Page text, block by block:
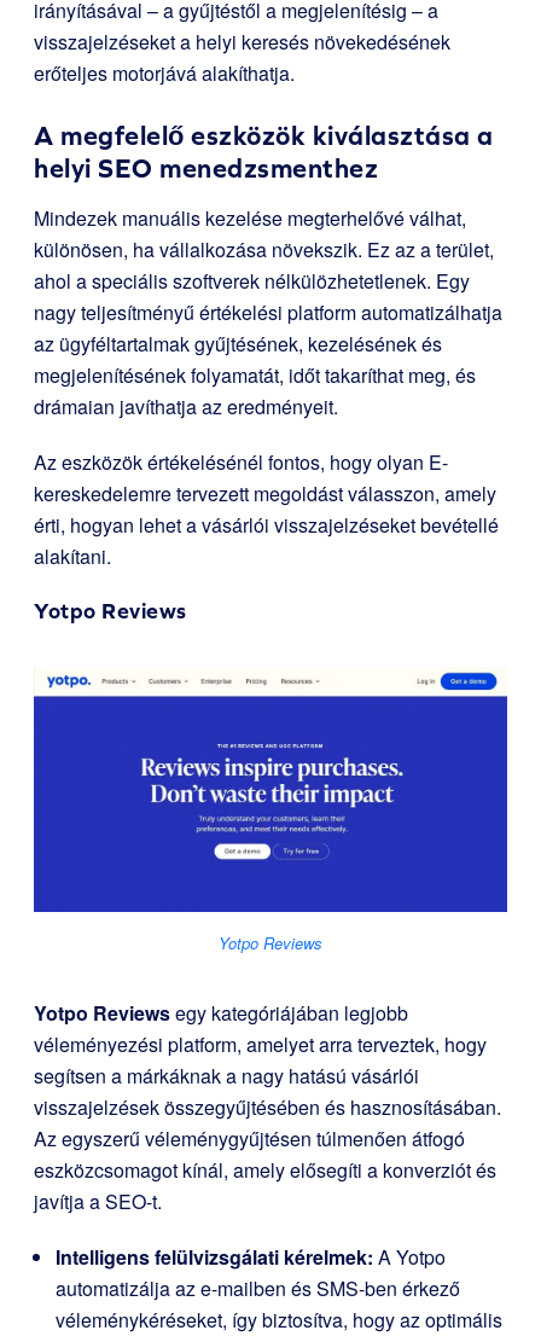
irányításával – a gyűjtéstől a megjelenítésig – a
visszajelzéseket a helyi keresés növekedésének
erőteljes motorjává alakíthatja.
A megfelelő eszközök kiválasztása a
helyi SEO menedzsmenthez
Mindezek manuális kezelése megterhelővé válhat,
különösen, ha vállalkozása növekszik. Ez az a terület,
ahol a speciális szoftverek nélkülözhetetlenek. Egy
nagy teljesítményű értékelési platform automatizálhatja
az ügyféltartalmak gyűjtésének, kezelésének és
megjelenítésének folyamatát, időt takaríthat meg, és
drámaian javíthatja az eredményeit.
Az eszközök értékelésénél fontos, hogy olyan E-
kereskedelemre tervezett megoldást válasszon, amely
érti, hogyan lehet a vásárlói visszajelzéseket bevétellé
alakítani.
Yotpo Reviews
Yotpo Reviews
Yotpo Reviewsegy kategóriájában legjobb
véleményezési platform, amelyet arra terveztek, hogy
segítsen a márkáknak a nagy hatású vásárlói
visszajelzések összegyűjtésében és hasznosításában.
Az egyszerű véleménygyűjtésen túlmenően átfogó
eszközcsomagot kínál, amely elősegíti a konverziót és
javítja a SEO-t.
Intelligens felülvizsgálati kérelmek: A Yotpo
automatizálja az e-mailben és SMS-ben érkező
véleménykéréseket, így biztosítva, hogy az optimális